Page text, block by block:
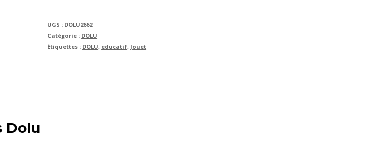
UGS : DOLU2662
Catégorie : DOLU
Étiquettes : DOLU, educatif, Jouet
Dolu